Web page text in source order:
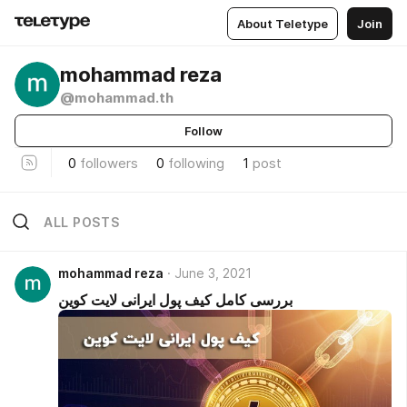
About Teletype Join
mohammad reza
@mohammad.th
Follow
0 followers 0 following 1 post
ALL POSTS
mohammad reza June 3, 2021
بررسی کامل کیف پول ایرانی لایت کوین